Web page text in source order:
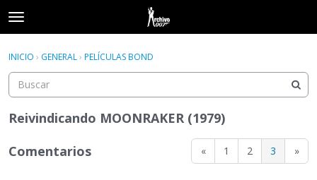
t
o
g
e
m
e
u
Acceder
Acceder Registrarse
INICIO › GENERAL› PELÍCULAS BOND
Reivindicando MOONRAKER (1979)
« 1 2 3 »
Comentarios